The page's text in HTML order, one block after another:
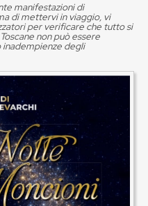
manifestazioni di
di mettervi in viaggio, vi
per verificare che tutto si
non può essere
degli